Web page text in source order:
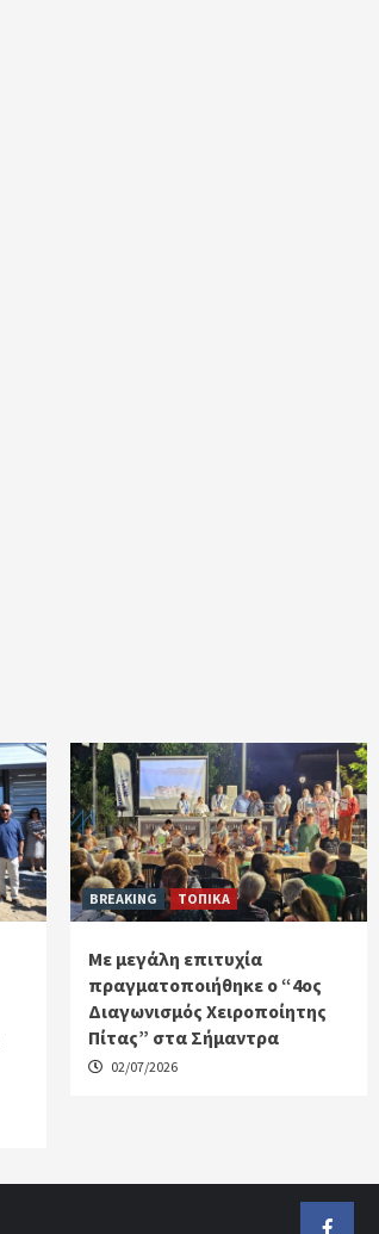
BREAKING ΤΟΠΙΚΑ
Με μεγάλη επιτυχία
πραγματοποιήθηκε ο “4ος
Διαγωνισμός Χειροποίητης
Πίτας” στα Σήμαντρα
02/07/2026